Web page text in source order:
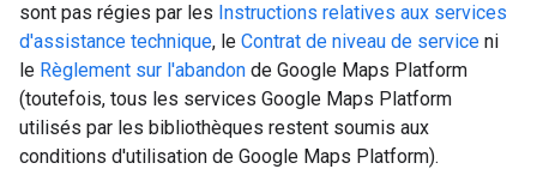
sont pas régies par les Instructions relatives aux services
d'assistance technique, le Contrat de niveau de service ni
le Règlement sur l'abandon de Google Maps Platform
(toutefois, tous les services Google Maps Platform
utilisés par les bibliothèques restent soumis aux
conditions d'utilisation de Google Maps Platform).